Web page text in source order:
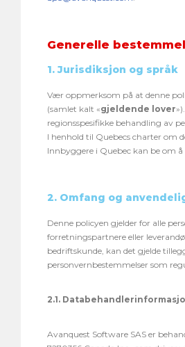
Generelle
1. Jurisdiksjon og språk
Vær oppmerksom på at denne
(samlet kalt «gjeldende lover
regionsspesifikke behandling av
I henhold til Quebecs charter om
Innbyggere i Quebec kan be om
2. Omfang og
Denne policyen gjelder for alle
forretningspartnere eller
bedriftskunde, kan det gjelde
personvernbestemmelser som
2.1.
Avanquest Software SAS er